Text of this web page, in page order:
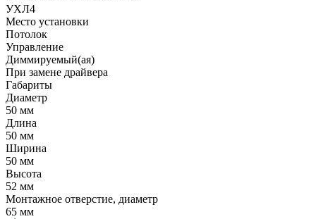
УХЛ4
Место установки
Потолок
Управление
Диммируемый(ая)
При замене драйвера
Габариты
Диаметр
50 мм
Длина
50 мм
Ширина
50 мм
Высота
52 мм
Монтажное отверстие, диаметр
65 мм